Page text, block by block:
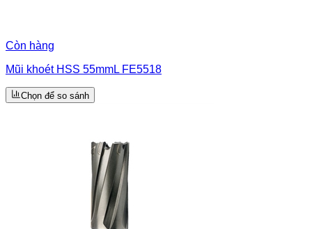
Còn hàng
Mũi khoét HSS 55mmL FE5518
Chọn để so sánh